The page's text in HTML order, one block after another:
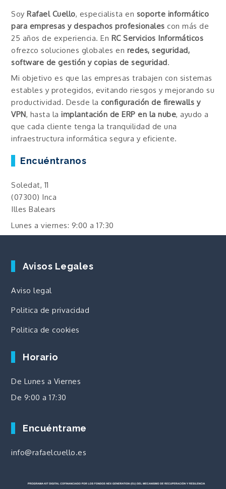
SoyRafael Cuello, especialista en soporte informático
para empresas y despachos profesionales con más de
25 años de experiencia. En RC Servicios Informáticos
ofrezco soluciones globales en redes, seguridad,
software de gestión y copias de seguridad.
Mi objetivo es que las empresas trabajen con sistemas
estables y protegidos, evitando riesgos y mejorando su
productividad. Desde laconfiguración de firewalls y
VPN, hasta laimplantación de ERP en la nube, ayudo a
que cada cliente tenga la tranquilidad de una
infraestructura informática segura y eficiente.
Encuéntranos
Soledat, 11
(07300) Inca
Illes Balears
Lunes a viernes: 9:00 a 17:30
Avisos Legales
Aviso legal
Politica de privacidad
Politica de cookies
Horario
De Lunes a Viernes
De 9:00 a 17:30
Encuéntrame
info@rafaelcuello.es